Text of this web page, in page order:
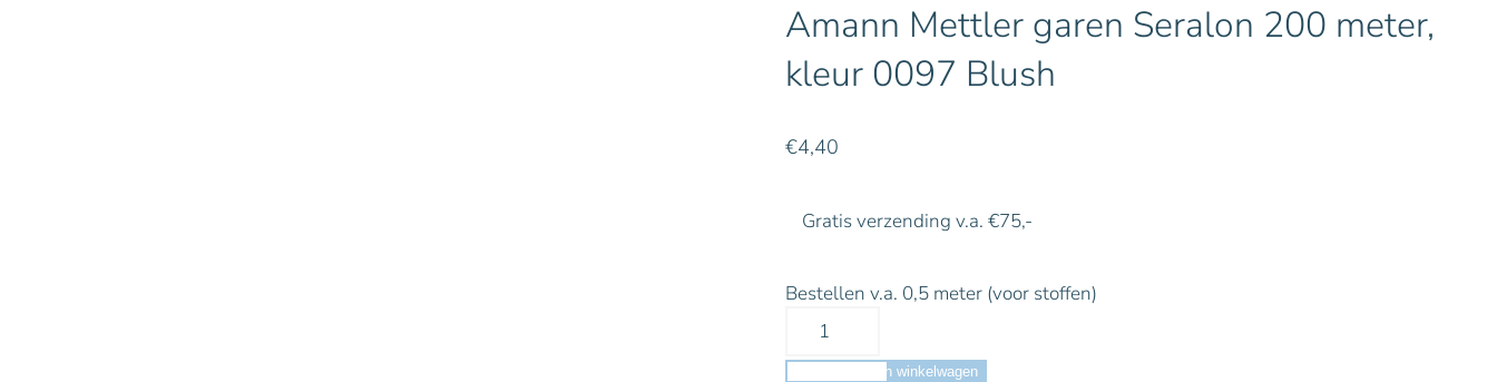
Amann Mettler garen Seralon 200 meter,
kleur 0097 Blush
€4,40
Gratis verzending v.a. €75,-
Bestellen v.a. 0,5 meter (voor stoffen)
Toevoegen aan winkelwagen